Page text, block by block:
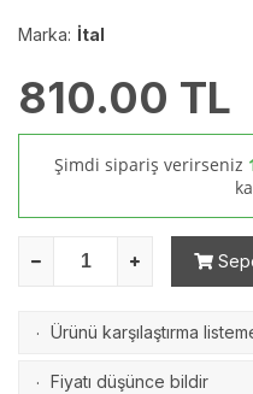
Marka: İtal
810.00 TL
Şimdi sipariş verirseniz
· Ürünü karşılaştırma
· Fiyatı düşünce bildir